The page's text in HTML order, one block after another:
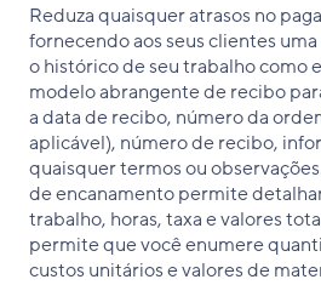
Reduza quaisquer atrasos no
fornecendo aos seus clientes
o histórico de seu trabalho como
modelo abrangente de recibo
a data de recibo, número da
aplicável), número de recibo,
quaisquer termos ou
de encanamento permite
trabalho, horas, taxa e valores
permite que você enumere
custos unitários e valores de